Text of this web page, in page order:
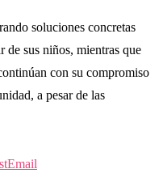
soluciones concretas
de sus niños, mientras que
con su compromiso
a pesar de las
Email